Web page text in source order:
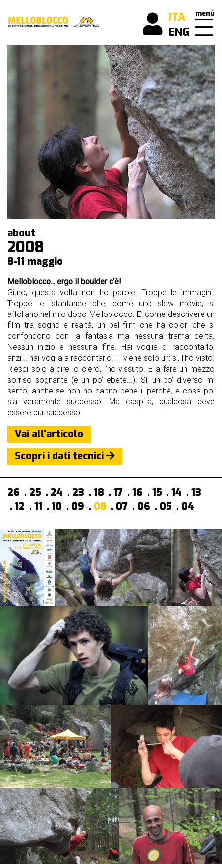
ITA
ENG
menù
cos’è
pratiche
history
i
nostri
sponsor
accoglienza
regolamento
about
2008
8-11 maggio
Melloblocco... ergo il boulder c’è!
Giuro, questa volta non ho parole. Troppe le immagini.
Troppe le istantanee che, come uno slow movie, si
affollano nel mio dopo Melloblocco. E’ come descrivere un
film tra sogno e realtà, un bel film che ha colori che si
confondono con la fantasia ma nessuna trama certa.
Nessun inizio e nessuna fine. Hai voglia di raccontarlo,
anzi... hai voglia a raccontarlo! Ti viene solo un: sì, l’ho visto.
Riesci solo a dire io c’ero, l’ho vissuto. E a fare un mezzo
sorriso sognante (e un po’ ebete...). Sì, un po’ diverso mi
sento, anche se non ho capito bene il perché, e cosa poi
sia veramente successo. Ma caspita, qualcosa deve
essere pur successo!
Vai all'articolo
Scopri i dati tecnici
26 25 24 23 18 17 16 15 14
13
12
11 10 09 08 07 06 05 04